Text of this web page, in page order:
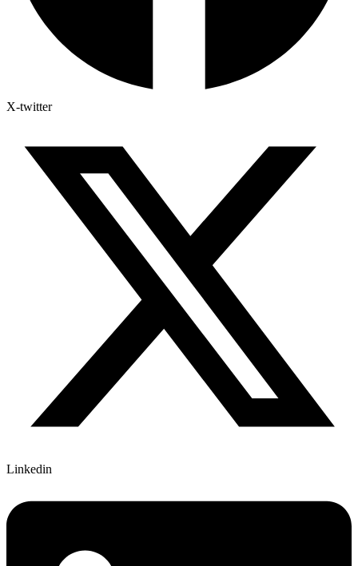
X-twitter
Linkedin